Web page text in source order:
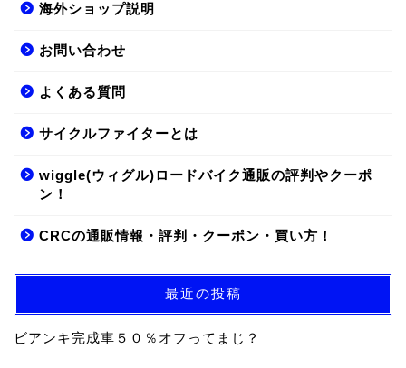
海外ショップ説明
お問い合わせ
よくある質問
サイクルファイターとは
wiggle(ウィグル)ロードバイク通販の評判やクーポ
ン！
CRCの通販情報・評判・クーポン・買い方！
最近の投稿
ビアンキ完成車５０％オフってまじ？